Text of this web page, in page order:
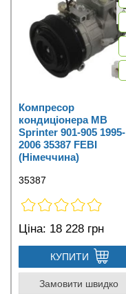
Компресор
кондиціонера MB
Sprinter 901-905 1995-
2006 35387 FEBI
(Німеччина)
35387
Ціна: 18 228 грн
КУПИТИ
Замовити швидко